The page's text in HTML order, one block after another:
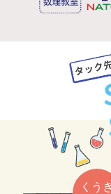
くうき